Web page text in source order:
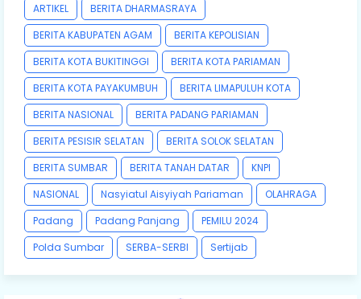
ARTIKEL
BERITA DHARMASRAYA
BERITA KABUPATEN AGAM
BERITA KEPOLISIAN
BERITA KOTA BUKITINGGI
BERITA KOTA PARIAMAN
BERITA KOTA PAYAKUMBUH
BERITA LIMAPULUH KOTA
BERITA NASIONAL
BERITA PADANG PARIAMAN
BERITA PESISIR SELATAN
BERITA SOLOK SELATAN
BERITA SUMBAR
BERITA TANAH DATAR
KNPI
NASIONAL
Nasyiatul Aisyiyah Pariaman
OLAHRAGA
Padang
Padang Panjang
PEMILU 2024
Polda Sumbar
SERBA-SERBI Sertijab